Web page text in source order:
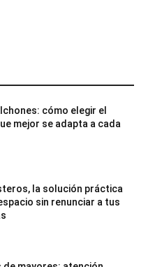
cómo elegir el
mejor se adapta a cada
la solución práctica
sin renunciar a tus